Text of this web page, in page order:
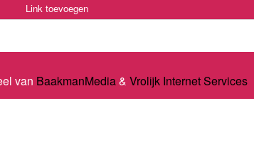
Link toevoegen
van BaakmanMedia& Vrolijk Internet Services